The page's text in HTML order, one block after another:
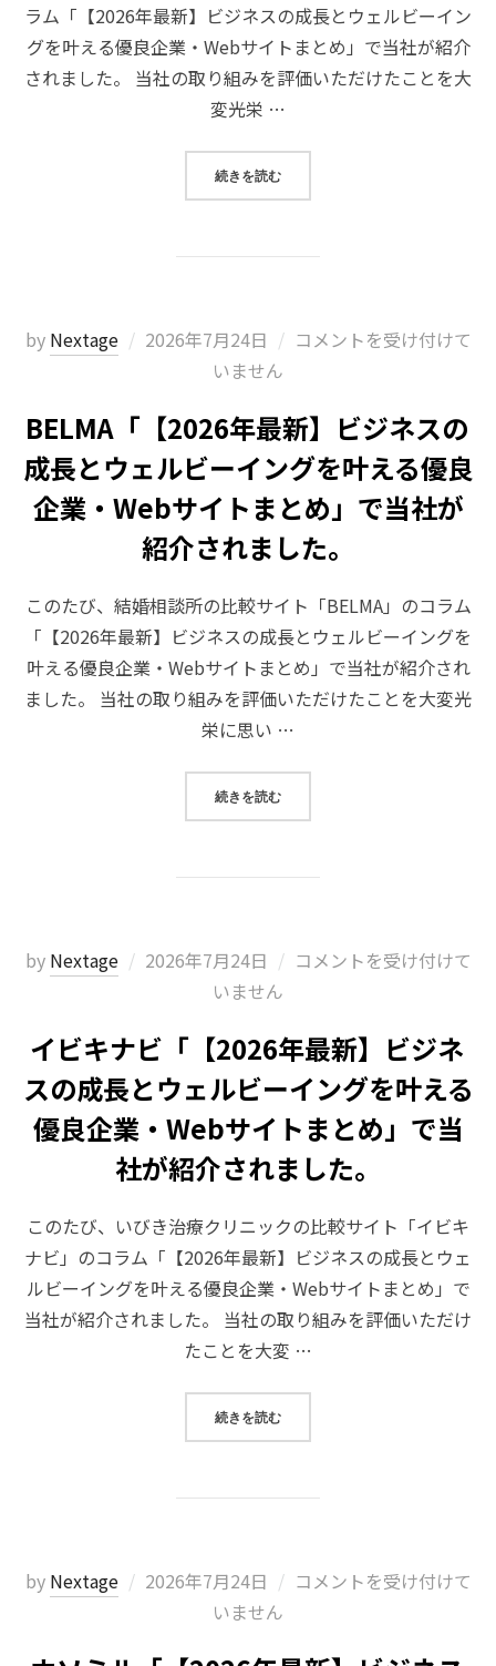
ラム「【2026年最新】ビジネスの成長とウェルビーイン
グを叶える優良企業・Webサイトまとめ」で当社が紹介
されました。 当社の取り組みを評価いただけたことを大
変光栄 …
続きを読む“KEMOA「【2026年最新】ビジネ
by Nextage
投
2026年7月24日
コメントを受け付けて
いません
BELMA「【2026年最新】ビジネスの
成長とウェルビーイングを叶える優良
企業・Webサイトまとめ」で当社が
紹介されました。
このたび、結婚相談所の比較サイト「BELMA」のコラム
「【2026年最新】ビジネスの成長とウェルビーイングを
叶える優良企業・Webサイトまとめ」で当社が紹介され
ました。 当社の取り組みを評価いただけたことを大変光
栄に思い …
続きを読む“BELMA「【2026年最新】ビジネ
by Nextage
投
2026年7月24日
コメントを受け付けて
いません
イビキナビ「【2026年最新】ビジネ
スの成長とウェルビーイングを叶える
優良企業・Webサイトまとめ」で当
社が紹介されました。
このたび、いびき治療クリニックの比較サイト「イビキ
ナビ」のコラム「【2026年最新】ビジネスの成長とウェ
ルビーイングを叶える優良企業・Webサイトまとめ」で
当社が紹介されました。 当社の取り組みを評価いただけ
たことを大変 …
続きを読む“イビキナビ「【2026年最新】ビ
by Nextage
投
2026年7月24日
コメントを受け付けて
いません